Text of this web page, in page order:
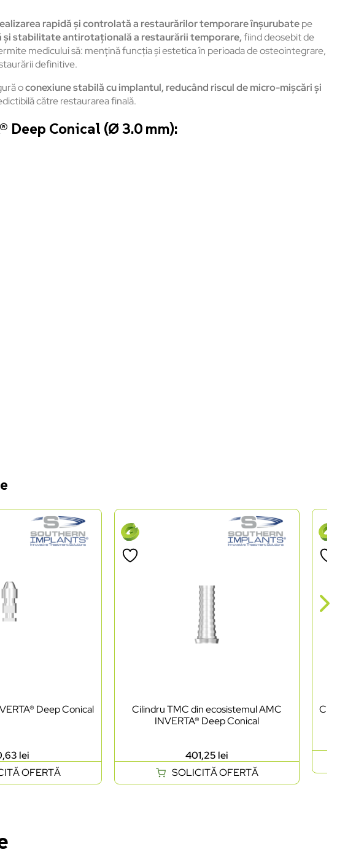
rapidă și controlată a restaurărilor temporare înșurubatepe
și stabilitate antirotațională a restaurării temporare,fiind deosebit de
medicului să: mențină funcția și estetica în perioada de osteointegrare,
definitive.
oconexiune stabilă cu implantul, reducând riscul de micro-mișcări și
către restaurarea finală.
Deep Conical (Ø 3.0 mm):
Deep Conical
lei
OFERTĂ
Cilindru TMC din ecosistemul AMC
INVERTA® Deep Conical
401,25 lei
SOLICITĂ OFERTĂ